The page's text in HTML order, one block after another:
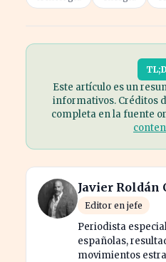
Este artículo es un
informativos. Créditos
completa en la fuente
Javier Roldán
Editor en jefe
Periodista
españolas,
movimientos